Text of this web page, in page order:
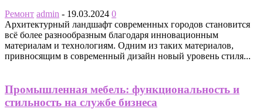
Ремонт admin - 19.03.2024 0
Архитектурный ландшафт современных городов становится
всё более разнообразным благодаря инновационным
материалам и технологиям. Одним из таких материалов,
привносящим в современный дизайн новый уровень стиля...
Промышленная мебель: функциональность и
стильность на службе бизнеса